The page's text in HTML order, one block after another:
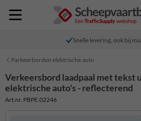
Snelle levering, ook bij
Parkeerborden elektrische auto
Verkeersbord laadpaal met tekst
elektrische auto's - reflecterend
Art.nr. PBPE.02246